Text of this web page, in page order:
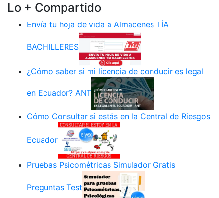
Lo + Compartido
Envía tu hoja de vida a Almacenes TÍA
BACHILLERES
¿Cómo saber si mi licencia de conducir es legal
en Ecuador? ANT
Cómo Consultar si estás en la Central de Riesgos
Ecuador
Pruebas Psicométricas Simulador Gratis
Preguntas Test